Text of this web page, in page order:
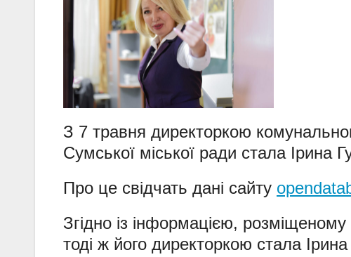
З 7 травня директоркою
Сумської міської ради стала Ірина
Про це свідчать дані сайту
Згідно із інформацією,
тоді ж його директоркою стала